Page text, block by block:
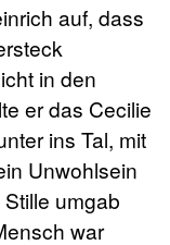
auf, dass
in den
er das Cecilie
ins Tal, mit
Unwohlsein
umgab
war